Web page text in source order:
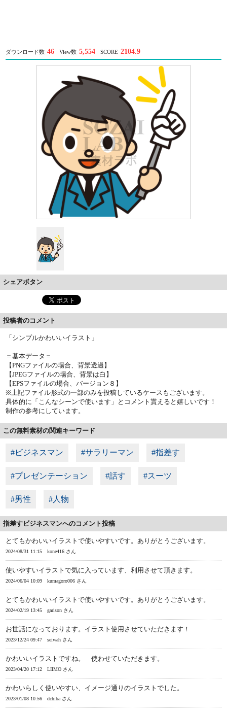
ダウンロード数 46 View数 5,554 SCORE 2104.9
シェアボタン
投稿者のコメント
「シンプルかわいいイラスト」
＝基本データ＝
【PNGファイルの場合、背景透過】
【JPEGファイルの場合、背景は白】
【EPSファイルの場合、バージョン８】
※上記ファイル形式の一部のみを投稿しているケースもございます。
具体的に「こんなシーンで使います」とコメント貰えると嬉しいです！
制作の参考にしています。
この無料素材の関連キーワード
#ビジネスマン #サラリーマン #指差す
#プレゼンテーション #話す #スーツ
#男性 #人物
指差すビジネスマンへのコメント投稿
とてもかわいいイラストで使いやすいです。ありがとうございます。
2024/08/31 11:15 kone416 さん
使いやすいイラストで気に入っています、利用させて頂きます。
2024/06/04 10:09 kumagoro006 さん
とてもかわいいイラストで使いやすいです。ありがとうございます。
2024/02/19 13:45 garison さん
お世話になっております。イラスト使用させていただきます！
2023/12/24 09:47 seiwah さん
かわいいイラストですね。 使わせていただきます。
2023/04/20 17:12 LIIMO さん
かわいらしく使いやすい、イメージ通りのイラストでした。
2023/01/08 10:56 dchiba さん